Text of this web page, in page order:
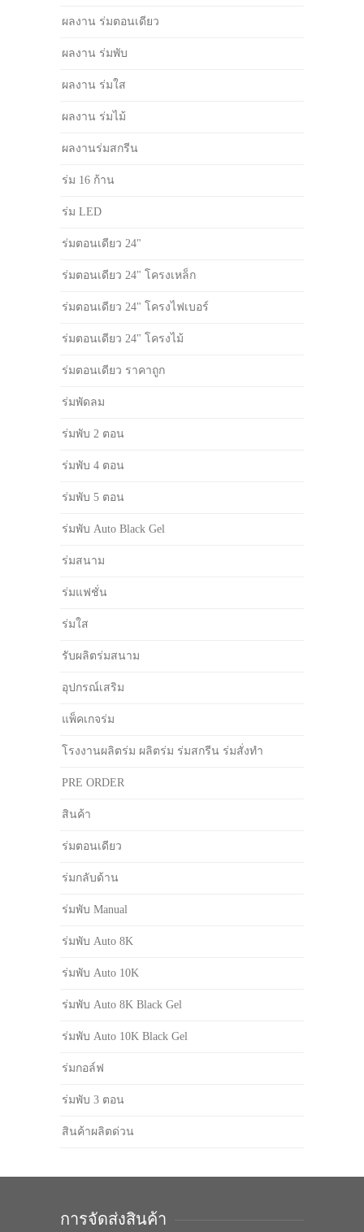
ผลงาน ร่มตอนเดียว
ผลงาน ร่มพับ
ผลงาน ร่มใส
ผลงาน ร่มไม้
ผลงานร่มสกรีน
ร่ม 16 ก้าน
ร่ม LED
ร่มตอนเดียว 24"
ร่มตอนเดียว 24" โครงเหล็ก
ร่มตอนเดียว 24" โครงไฟเบอร์
ร่มตอนเดียว 24" โครงไม้
ร่มตอนเดียว ราคาถูก
ร่มพัดลม
ร่มพับ 2 ตอน
ร่มพับ 4 ตอน
ร่มพับ 5 ตอน
ร่มพับ Auto Black Gel
ร่มสนาม
ร่มแฟชั่น
ร่มใส
รับผลิตร่มสนาม
อุปกรณ์เสริม
แพ็คเกจร่ม
โรงงานผลิตร่ม ผลิตร่ม ร่มสกรีน ร่มสั่งทำ
PRE ORDER
สินค้า
ร่มตอนเดียว
ร่มกลับด้าน
ร่มพับ Manual
ร่มพับ Auto 8K
ร่มพับ Auto 10K
ร่มพับ Auto 8K Black Gel
ร่มพับ Auto 10K Black Gel
ร่มกอล์ฟ
ร่มพับ 3 ตอน
สินค้าผลิตด่วน
การจัดส่งสินค้า